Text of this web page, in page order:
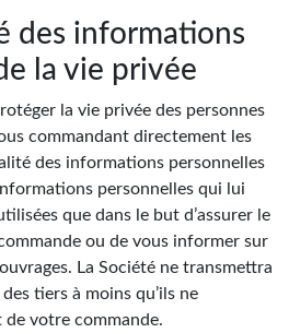
des informations
la vie privée
la vie privée des personnes
commandant directement les
des informations personnelles
personnelles qui lui
que dans le but d’assurer le
ou de vous informer sur
La Société ne transmettra
tiers à moins qu’ils ne
votre commande.